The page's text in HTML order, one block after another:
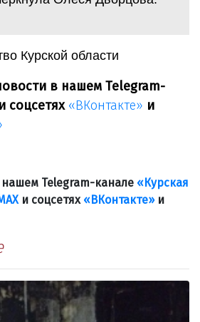
Курской области
в нашем Telegram-
и соцсетях «ВКонтакте» и
Telegram-канале «Курская
и соцсетях «ВКонтакте»и